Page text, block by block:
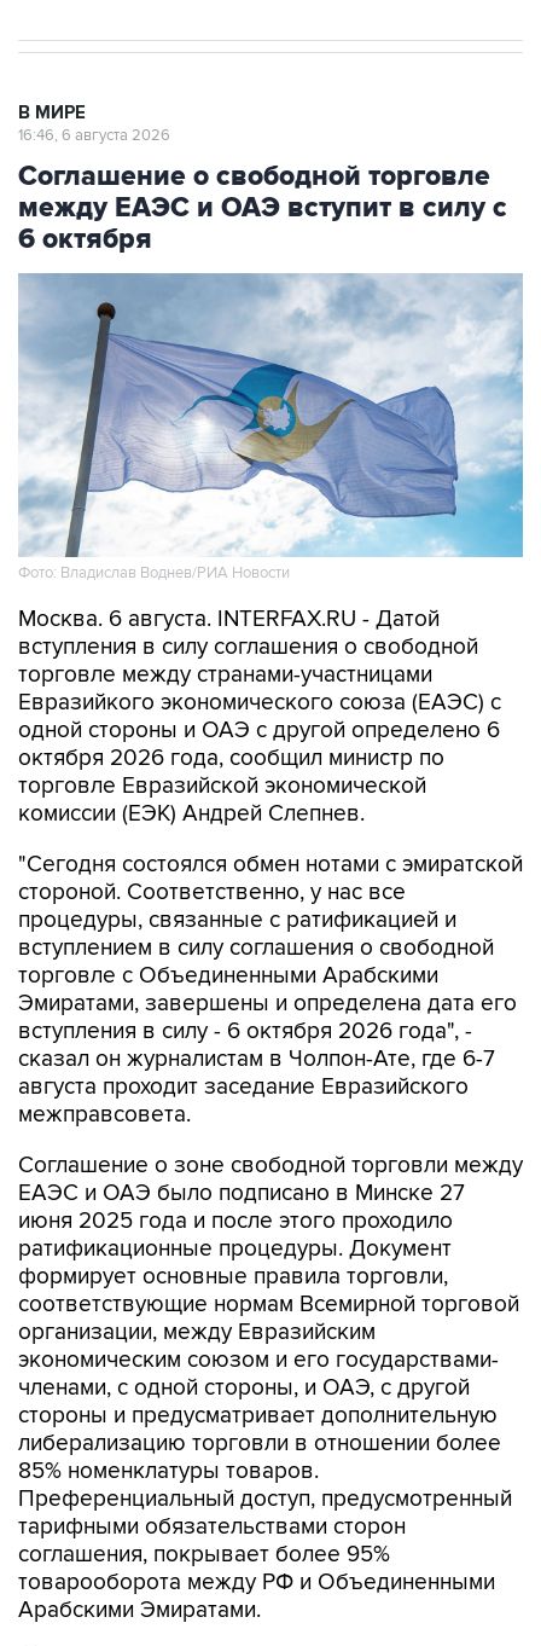
В МИРЕ
16:46, 6 августа 2026
Соглашение о свободной торговле
между ЕАЭС и ОАЭ вступит в силу с
6 октября
Фото: Владислав Воднев/РИА Новости
Москва. 6 августа. INTERFAX.RU - Датой
вступления в силу соглашения о свободной
торговле между странами-участницами
Евразийкого экономического союза (ЕАЭС) с
одной стороны и ОАЭ с другой определено 6
октября 2026 года, сообщил министр по
торговле Евразийской экономической
комиссии (ЕЭК) Андрей Слепнев.
"Сегодня состоялся обмен нотами с эмиратской
стороной. Соответственно, у нас все
процедуры, связанные с ратификацией и
вступлением в силу соглашения о свободной
торговле с Объединенными Арабскими
Эмиратами, завершены и определена дата его
вступления в силу - 6 октября 2026 года", -
сказал он журналистам в Чолпон-Ате, где 6-7
августа проходит заседание Евразийского
межправсовета.
Соглашение о зоне свободной торговли между
ЕАЭС и ОАЭ было подписано в Минске 27
июня 2025 года и после этого проходило
ратификационные процедуры. Документ
формирует основные правила торговли,
соответствующие нормам Всемирной торговой
организации, между Евразийским
экономическим союзом и его государствами-
членами, с одной стороны, и ОАЭ, с другой
стороны и предусматривает дополнительную
либерализацию торговли в отношении более
85% номенклатуры товаров.
Преференциальный доступ, предусмотренный
тарифными обязательствами сторон
соглашения, покрывает более 95%
товарооборота между РФ и Объединенными
Арабскими Эмиратами.